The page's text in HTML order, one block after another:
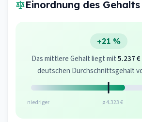
Einordnung des Gehalts
+21 %
Das mittlere Gehalt liegt mit5.237 €
deutschen Durchschnittsgehalt
niedriger ø 4.323 €